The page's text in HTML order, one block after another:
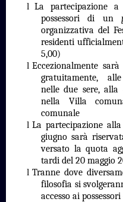
l La partecipazione
possessori di un
organizzativa del
residenti
5,00)
l Eccezionalmente
gratuitamente,
nelle due sere, alla
nella Villa
comunale
l La partecipazione
giugno sarà
versato la quota
tardi del 20 maggio
l Tranne dove
filosofia si
accesso ai